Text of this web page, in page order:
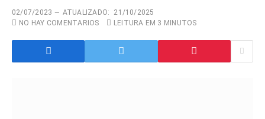
02/07/2023 ATUALIZADO:
21/10/2025
NO HAY COMENTARIOS
LEITURA EM 3 MINUTOS